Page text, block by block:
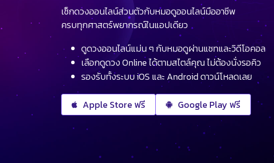
เช็กดวงออนไลน์ส่วนตัวกับหมอดูออนไลน์มืออาชีพ
ครบทุกศาสตร์พยากรณ์ในแอปเดียว
ดูดวงออนไลน์แม่น ๆ กับหมอดูผ่านแชทและวิดีโอคอล
เลือกดูดวง Online ได้ตามสไตล์คุณ ไม่ต้องนั่งรอคิว
รองรับทั้งระบบ iOS และ Android ดาวน์โหลดเลย
Apple Store ฟรี Google Play ฟรี